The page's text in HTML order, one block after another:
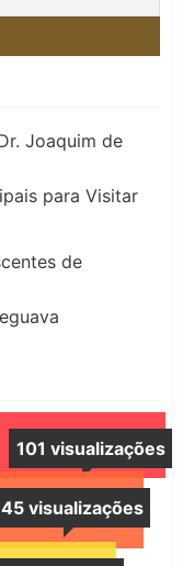
Joaquim de
para Visitar
de
101 visualizações
45 visualizações